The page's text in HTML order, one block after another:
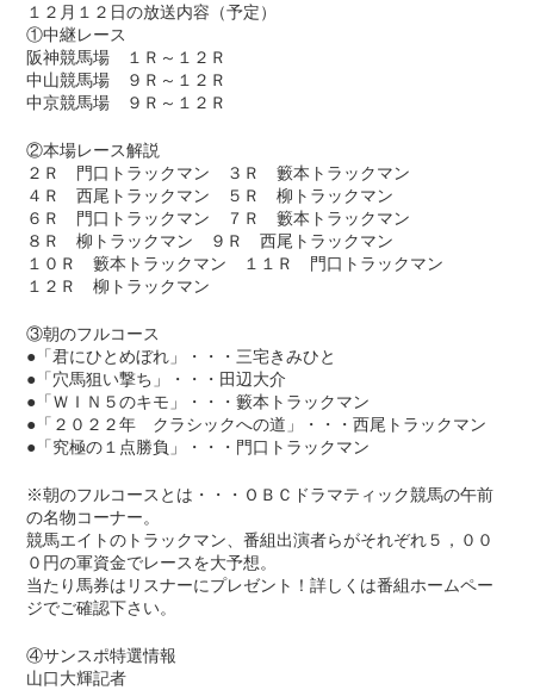
１２月１２日の放送内容（予定）
①中継レース
阪神競馬場 １Ｒ～１２Ｒ
中山競馬場 ９Ｒ～１２Ｒ
中京競馬場 ９Ｒ～１２Ｒ
②本場レース解説
２Ｒ 門口トラックマン ３Ｒ 籔本トラックマン
４Ｒ 西尾トラックマン ５Ｒ 柳トラックマン
６Ｒ 門口トラックマン ７Ｒ 籔本トラックマン
８Ｒ 柳トラックマン ９Ｒ 西尾トラックマン
１０Ｒ 籔本トラックマン １１Ｒ 門口トラックマン
１２Ｒ 柳トラックマン
③朝のフルコース
●「君にひとめぼれ」・・・三宅きみひと
●「穴馬狙い撃ち」・・・田辺大介
●「ＷＩＮ５のキモ」・・・籔本トラックマン
●「２０２２年 クラシックへの道」・・・西尾トラックマン
●「究極の１点勝負」・・・門口トラックマン
※朝のフルコースとは・・・ＯＢＣドラマティック競馬の午前
の名物コーナー。
競馬エイトのトラックマン、番組出演者らがそれぞれ５，００
０円の軍資金でレースを大予想。
当たり馬券はリスナーにプレゼント！詳しくは番組ホームペー
ジでご確認下さい。
④サンスポ特選情報
山口大輝記者